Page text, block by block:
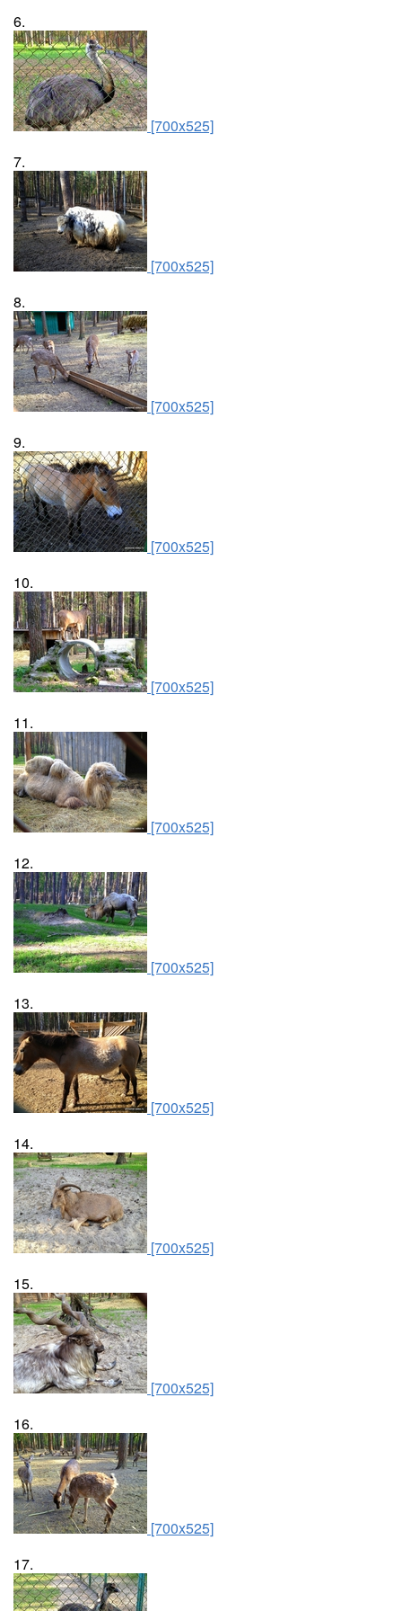
6.
[700x525]
7.
[700x525]
8.
[700x525]
9.
[700x525]
10.
[700x525]
11.
[700x525]
12.
[700x525]
13.
[700x525]
14.
[700x525]
15.
[700x525]
16.
[700x525]
17.